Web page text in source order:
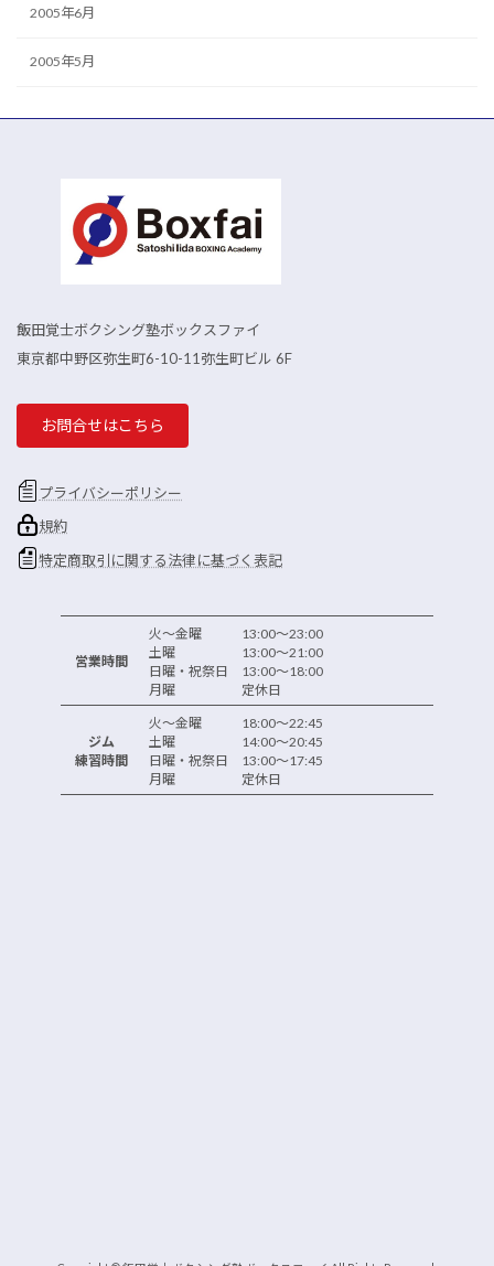
2005年6月
2005年5月
飯田覚士ボクシング塾ボックスファイ
東京都中野区弥生町6-10-11弥生町ビル 6F
お問合せはこちら
プライバシーポリシー
規約
特定商取引に関する法律に基づく表記
営業時間
火～金曜 13:00～23:00
土曜 13:00～21:00
日曜・祝祭日 13:00～18:00
月曜 定休日
ジム
練習時間
火～金曜 18:00～22:45
土曜 14:00～20:45
日曜・祝祭日 13:00～17:45
月曜 定休日